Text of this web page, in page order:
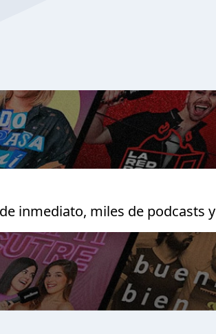
inmediato, miles de podcasts